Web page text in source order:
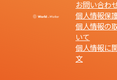
お問い合わ
個人情報保
個人情報の
いて
個人情報に
文